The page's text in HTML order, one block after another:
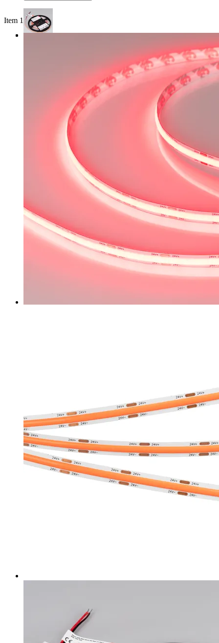
Item 1 of 3